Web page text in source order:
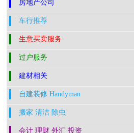
房地产公司
车行推荐
生意买卖服务
过户服务
建材相关
自建装修 Handyman
搬家 清洁 除虫
会计 理财 外汇 投资